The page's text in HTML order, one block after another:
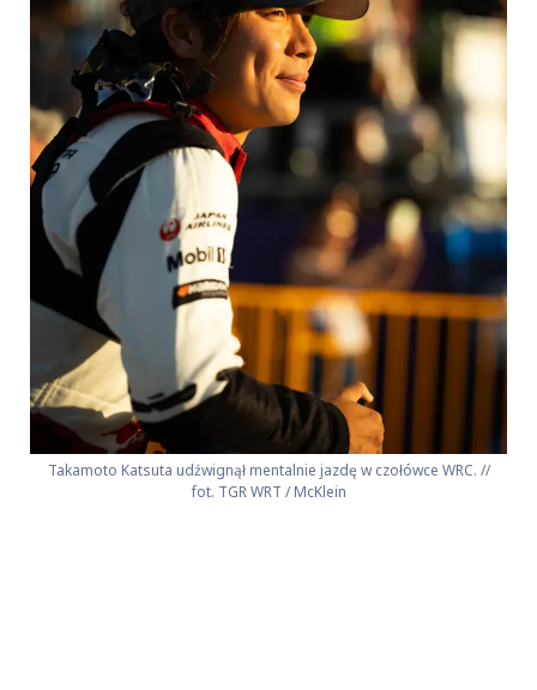
Takamoto Katsuta udźwignął mentalnie jazdę w czołówce WRC. //
fot. TGR WRT / McKlein